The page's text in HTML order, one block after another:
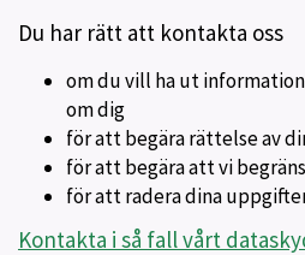
Du har rätt att kontakta oss
om du vill ha ut
om dig
för att begära rättelse av
för att begära att vi
för att radera dina
Kontakta i så fall vårt